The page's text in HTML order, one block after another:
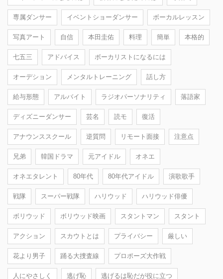
専属ダンサー イベントショーダンサー ボーカルレッスン
写真アート 自信 本田圭佑 料理 簡単 本格的
七五三 アドバイス ボーカリストになるには
オーデション メンタルトレーニング 話し方
給与形態 アルバイト ラジオパーソナリティ 落語家
ディズニーダンサー 芸名 読モ 復活
アナウンススクール 逆質問 リモート面接 注意点
兄弟 韓国ドラマ 元アイドル オネエ
オネエタレント 80年代 80年代アイドル 演歌歌手
戦隊 スーパー戦隊 ハリウッド ハリウッド俳優
ボリウッド ボリウッド映画 スタントマン スタント
アクション スカウトとは プライバシー 厳しい
花より男子 踊る大捜査線 プロポーズ大作戦
人にやさしく 逃げ恥 逃げるは恥だが役に立つ